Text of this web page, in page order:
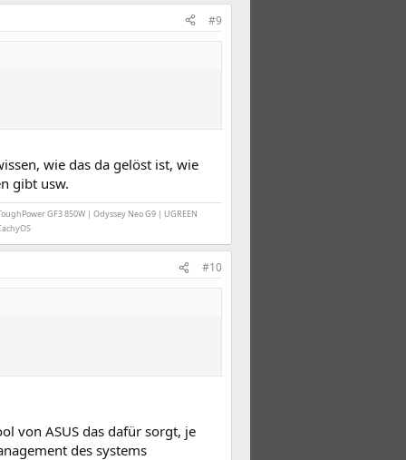
#9
wie das da gelöst ist, wie
gibt usw.
GF3 850W | Odyssey Neo G9 | UGREEN
#10
von ASUS das dafür sorgt, je
des systems